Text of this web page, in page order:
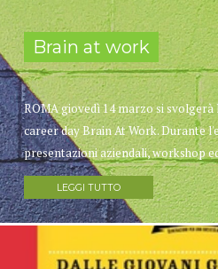
Brain at work
ROMA giovedì 14 marzo si
career day Brain At Work. Durante
presentazioni aziendali, workshop
LEGGI TUTTO